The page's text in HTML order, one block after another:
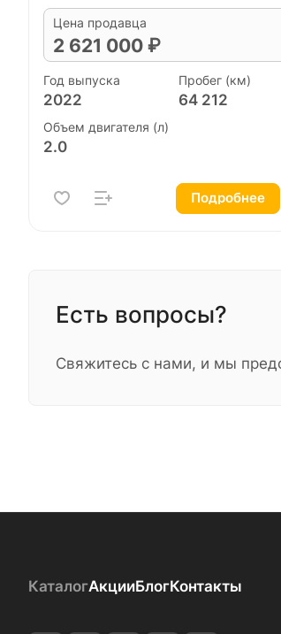
Цена продавца
2 621 000 ₽
Год выпуска
2022
Пробег (км)
64 212
Объем двигателя (л)
2.0
Подробнее
Есть вопросы?
Свяжитесь с нами, и мы
КаталогАкцииБлогКонтакты